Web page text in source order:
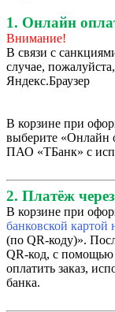
1. Онлайн
Внимание!
В связи с
случае,
Яндекс.Браузер
В корзине при
выберите «Онлайн
ПАО «ТБанк» с
2. Платёж
В корзине при
банковской картой
(по QR-коду)».
QR-код, с помощью
оплатить заказ,
банка.